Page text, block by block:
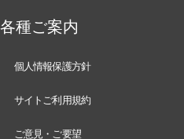
種ご案内
個人情報保護方針
サイトご利用規約
ご意見・ご要望